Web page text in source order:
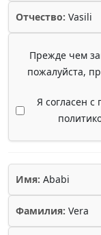
Отчество: Vasili
Прежде чем
пожалуйста,
Я согласен
Имя: Ababi
Фамилия: Vera